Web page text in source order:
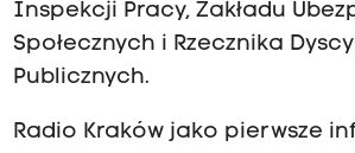
Inspekcji Pracy, Zakładu
Społecznych i Rzecznika
Publicznych.
Radio Kraków jako pierwsze